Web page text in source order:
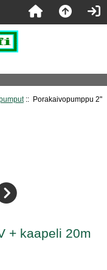
:: Porakaivopumppu 2"
+ kaapeli 20m